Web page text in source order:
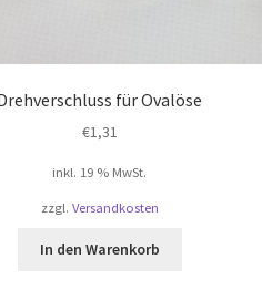
für Ovalöse
€1,31
inkl. 19 % MwSt.
zzgl. Versandkosten
In den Warenkorb